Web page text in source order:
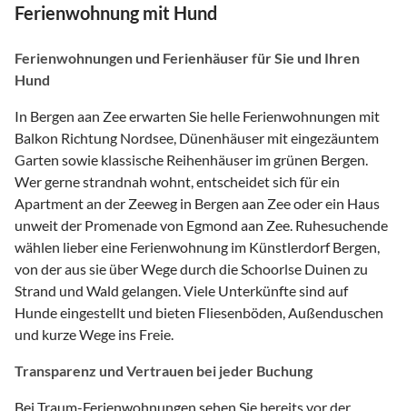
Ferienwohnung mit Hund
Ferienwohnungen und Ferienhäuser für Sie und Ihren
Hund
In Bergen aan Zee erwarten Sie helle Ferienwohnungen mit
Balkon Richtung Nordsee, Dünenhäuser mit eingezäuntem
Garten sowie klassische Reihenhäuser im grünen Bergen.
Wer gerne strandnah wohnt, entscheidet sich für ein
Apartment an der Zeeweg in Bergen aan Zee oder ein Haus
unweit der Promenade von Egmond aan Zee. Ruhesuchende
wählen lieber eine Ferienwohnung im Künstlerdorf Bergen,
von der aus sie über Wege durch die Schoorlse Duinen zu
Strand und Wald gelangen. Viele Unterkünfte sind auf
Hunde eingestellt und bieten Fliesenböden, Außenduschen
und kurze Wege ins Freie.
Transparenz und Vertrauen bei jeder Buchung
Bei Traum-Ferienwohnungen sehen Sie bereits vor der